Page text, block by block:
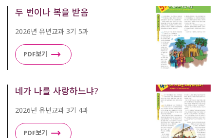
두 번이나 복을 받음
2026년 유년교과 3기 5과
PDF보기
네가 나를 사랑하느냐?
2026년 유년교과 3기 4과
PDF보기